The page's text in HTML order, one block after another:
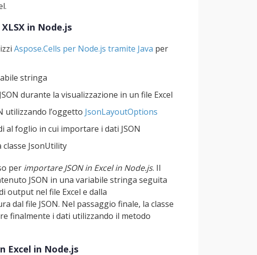
in Node.js
Aspose.Cells per Node.js tramite Java per
stringa
durante la visualizzazione in un file Excel
utilizzando l’oggetto JsonLayoutOptions
al foglio in cui importare i dati JSON
JsonUtility
per importare JSON in Excel in Node.js. Il
JSON in una variabile stringa seguita
output nel file Excel e dalla
dal file JSON. Nel passaggio finale, la classe
finalmente i dati utilizzando il metodo
Excel in Node.js